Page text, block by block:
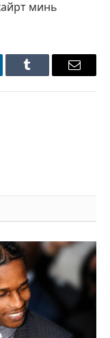
минь
Tumblr Имэйл